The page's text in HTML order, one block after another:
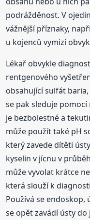
podrážděnost. V
vážnější příznaky,
u kojenců vymizí
Lékař obvykle
rentgenového
obsahující sulfát
se pak sleduje
je bezbolestné a
může použít také pH
který zavede dítěti
kyselin v jícnu v
může vyvolat krátce
která slouží k
Používá se
se opět zavádí ústy